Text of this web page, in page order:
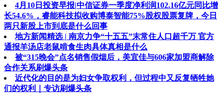
4月10日投资早报|中信证券一季度净利润102.16亿元同比增
长54.6%，睿能科技拟收购博泰智能75%股权股票复牌，今日
两只新股上市到底是什么回事
地方新闻精选 | 南京力争“十五五”末常住人口超千万 官方
通报羊汤店老鼠啃食生肉具体真相是什么
被“315晚会”点名销售假烟后，美宜佳与606家加盟商解除
合作关系刷爆头条
近代化的目的是为妇女争取权利，但过程中又反复牺牲她
们的权利｜专访刷爆头条